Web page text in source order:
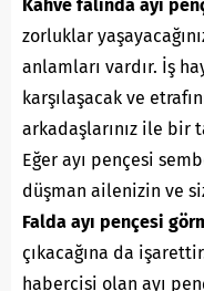
Kahve falında ayı
zorluklar
anlamları vardır. İş
karşılaşacak ve
arkadaşlarınız ile bir
Eğer ayı pençesi
düşman ailenizin ve
Falda ayı pençesi
çıkacağına da
habercisi olan ayı